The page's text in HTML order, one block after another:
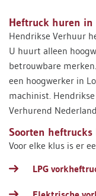
Heftruck huren in
Hendrikse Verhuur
U huurt alleen
betrouwbare
een hoogwerker in
machinist.
Verhurend
Soorten
Voor elke klus is er
LPG